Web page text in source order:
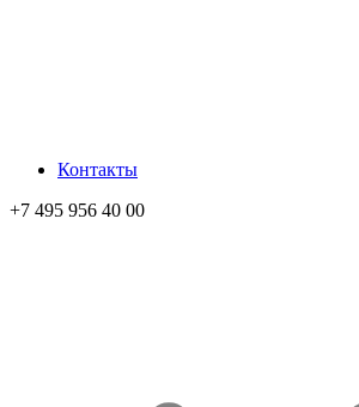
Контакты
+7 495 956 40 00